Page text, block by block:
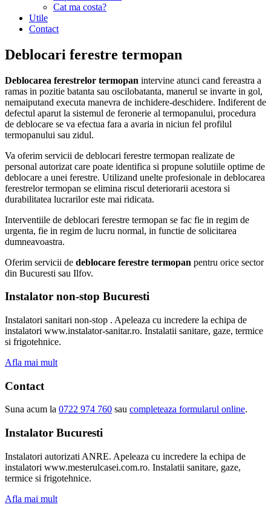
Cat ma costa?
Utile
Contact
Deblocari ferestre termopan
Deblocarea ferestrelor termopan intervine atunci cand fereastra a
ramas in pozitie batanta sau oscilobatanta, manerul se invarte in gol,
nemaiputand executa manevra de inchidere-deschidere. Indiferent de
defectul aparut la sistemul de feronerie al termopanului, procedura
de deblocare se va efectua fara a avaria in niciun fel profilul
termopanului sau zidul.
Va oferim servicii de deblocari ferestre termopan realizate de
personal autorizat care poate identifica si propune solutiile optime de
deblocare a unei ferestre. Utilizand unelte profesionale in deblocarea
ferestrelor termopan se elimina riscul deteriorarii acestora si
durabilitatea lucrarilor este mai ridicata.
Interventiile de deblocari ferestre termopan se fac fie in regim de
urgenta, fie in regim de lucru normal, in functie de solicitarea
dumneavoastra.
Oferim servicii de deblocare ferestre termopan pentru orice sector
din Bucuresti sau Ilfov.
Instalator non-stop Bucuresti
Instalatori sanitari non-stop . Apeleaza cu incredere la echipa de
instalatori www.instalator-sanitar.ro. Instalatii sanitare, gaze, termice
si frigotehnice.
Afla mai mult
Contact
Suna acum la 0722 974 760 sau completeaza formularul online.
Instalator Bucuresti
Instalatori autorizati ANRE. Apeleaza cu incredere la echipa de
instalatori www.mesterulcasei.com.ro. Instalatii sanitare, gaze,
termice si frigotehnice.
Afla mai mult